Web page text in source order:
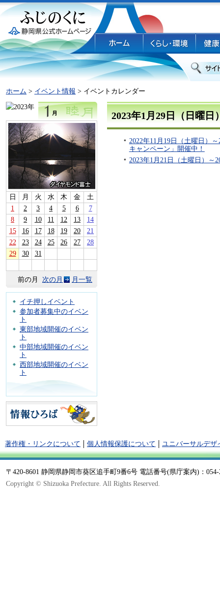
ホーム > イベント情報 > イベントカレンダー
日 月 火 水 木 金
土
1
2 3 4 5 6
7
8
9 10 11 12 13
14
15
16 17 18 19 20
21
22
23 24 25 26 27
28
29
30 31
前の月 次の月 月一覧
イチ押しイベント
参加者募集中のイベン
ト
東部地域開催のイベン
ト
中部地域開催のイベン
ト
西部地域開催のイベン
ト
2023年1月29日（日曜日
2022年11月19日（土曜日）
キャンペーン」開催中！
2023年1月21日（土曜日）
著作権・リンクについて 個人情報保護について ユニバーサルデザ
〒420-8601 静岡県静岡市葵区追手町9番6号 電話番号(県庁案内)：054-
Copyright © Shizuoka Prefecture. All Rights Reserved.